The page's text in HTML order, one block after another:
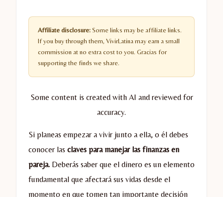
Affiliate disclosure: Some links may be affiliate links.
If you buy through them, VivirLatina may earn a small
commission at no extra cost to you. Gracias for
supporting the finds we share.
Some content is created with AI and reviewed for
accuracy.
Si planeas empezar a vivir junto a ella, o él debes
conocer las claves para manejar las finanzas en
pareja. Deberás saber que el dinero es un elemento
fundamental que afectará sus vidas desde el
momento en que tomen tan importante decisión